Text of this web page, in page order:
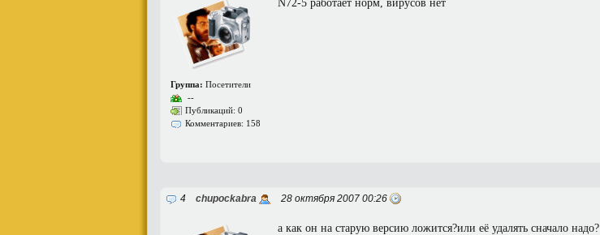
Группа: Посетители
--
Публикаций: 0
Комментариев: 158
N72-5 работает норм, вирусов нет
4 chupockabra 28 октября 2007 00:26
а как он на старую версию ложится?или её удалять сначало надо?